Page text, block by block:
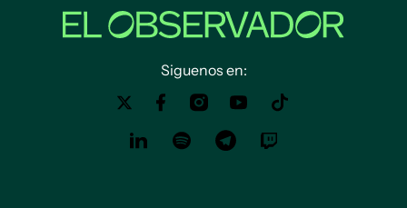
Siguenos en: